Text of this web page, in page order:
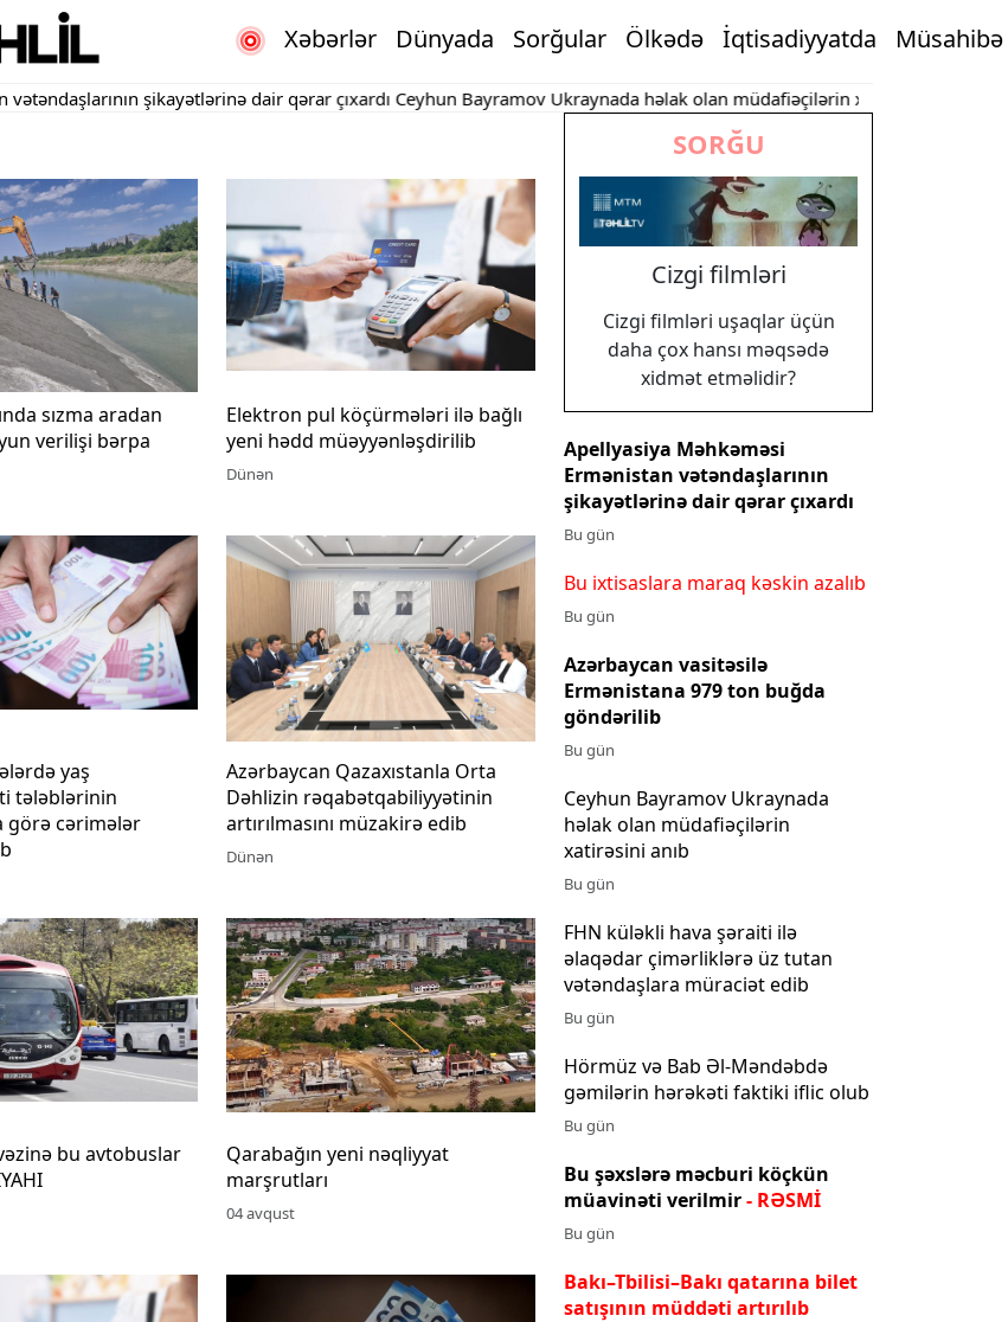
Xəbərlər Dünyada Sorğular Ölkədə İqtisadiyyatda Müsahibə
şikayətlərinə dair qərar çıxardı Ceyhun Bayramov Ukraynada həlak olan müdafiəçilərin xatirəsini anıb
sızma aradan
verilişi bərpa
Elektron pul köçürmələri ilə bağlı
yeni hədd müəyyənləşdirilib
Dünən
yaş
tələblərinin
görə cərimələr
Azərbaycan Qazaxıstanla Orta
Dəhlizin rəqabətqabiliyyətinin
artırılmasını müzakirə edib
Dünən
bu avtobuslar
Qarabağın yeni nəqliyyat
marşrutları
04 avqust
SORĞU
Cizgi filmləri
Cizgi filmləri uşaqlar üçün
daha çox hansı məqsədə
xidmət etməlidir?
Apellyasiya Məhkəməsi
Ermənistan vətəndaşlarının
şikayətlərinə dair qərar çıxardı
Bu gün
Bu ixtisaslara maraq kəskin azalıb
Bu gün
Azərbaycan vasitəsilə
Ermənistana 979 ton buğda
göndərilib
Bu gün
Ceyhun Bayramov Ukraynada
həlak olan müdafiəçilərin
xatirəsini anıb
Bu gün
FHN küləkli hava şəraiti ilə
əlaqədar çimərliklərə üz tutan
vətəndaşlara müraciət edib
Bu gün
Hörmüz və Bab Əl-Məndəbdə
gəmilərin hərəkəti faktiki iflic olub
Bu gün
Bu şəxslərə məcburi köçkün
müavinəti verilmir- RƏSMİ
Bu gün
Bakı–Tbilisi–Bakı qatarına bilet
satışının müddəti artırılıb